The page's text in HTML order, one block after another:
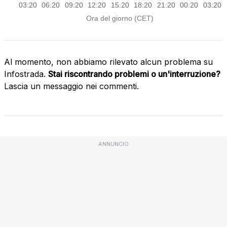
Al momento, non abbiamo rilevato alcun problema su
Infostrada. Stai riscontrando problemi o un'interruzione?
Lascia un messaggio nei commenti.
ANNUNCIO